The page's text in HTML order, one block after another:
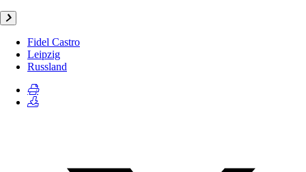
Fidel Castro
Leipzig
Russland